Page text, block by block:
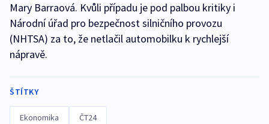
Mary Barraová. Kvůli případu je pod palbou kritiky i
Národní úřad pro bezpečnost silničního provozu
(NHTSA) za to, že netlačil automobilku k rychlejší
nápravě.
ŠTÍTKY
Ekonomika ČT24